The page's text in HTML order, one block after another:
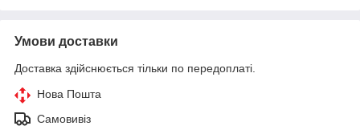
Умови доставки
Доставка здійснюється тільки по передоплаті.
Нова Пошта
Самовивіз